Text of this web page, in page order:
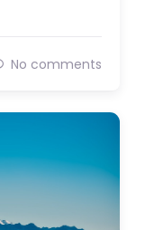
No comments